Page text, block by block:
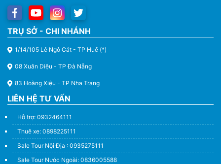
TRỤ SỞ - CHI NHÁNH
1/14/105 Lê Ngô Cát - TP Huế (*)
08 Xuân Diệu - TP Đà Nẵng
83 Hoàng Xiệu - TP Nha Trang
LIÊN HỆ TƯ VẤN
Hỗ trợ: 0932464111
Thuê xe: 0898225111
Sale Tour Nội Địa : 0935275111
Sale Tour Nước Ngoài: 0836005588